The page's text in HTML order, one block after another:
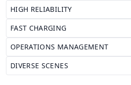
HIGH RELIABILITY
FAST CHARGING
OPERATIONS MANAGEMENT
DIVERSE SCENES